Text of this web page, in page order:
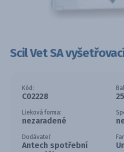
Scil Vet SA
Kód:
C02228
Lieková forma:
nezaradené
Dodávateľ
Antech spotřební